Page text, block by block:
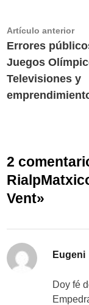
Navegación
de
entradas
Artículo anterior
Errores
Juegos
Televisiones y
2
Vent»
Eugeni
Doy fé